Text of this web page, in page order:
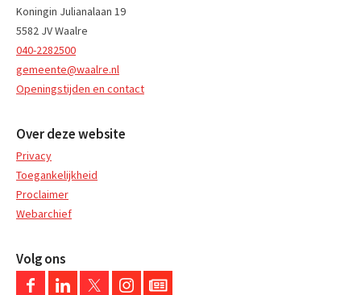
Koningin Julianalaan 19
5582 JV Waalre
040-2282500
gemeente@waalre.nl
Openingstijden en contact
Over deze website
Privacy
Toegankelijkheid
Proclaimer
Webarchief
Volg ons